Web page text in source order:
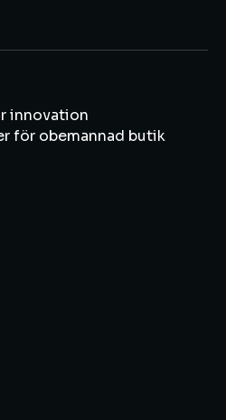
innovation
för obemannad butik